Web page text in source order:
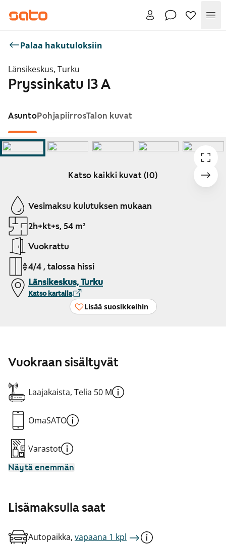
Palaa hakutuloksiin
Länsikeskus, Turku
Pryssinkatu 13 A
AsuntoPohjapiirrosTalon kuvat
Katso kaikki kuvat (10)
Näytetään dia 1 / 10
Vesimaksu kulutuksen mukaan
2h+kt+s, 54 m²
Vuokrattu
4/4 , talossa hissi
Länsikeskus, Turku
Katso kartalla
Lisää suosikkeihin
Vuokraan sisältyvät
Laajakaista, Telia 50 M
OmaSATO
Varastot
Näytä enemmän
Lisämaksulla saat
Autopaikka, vapaana 1 kpl